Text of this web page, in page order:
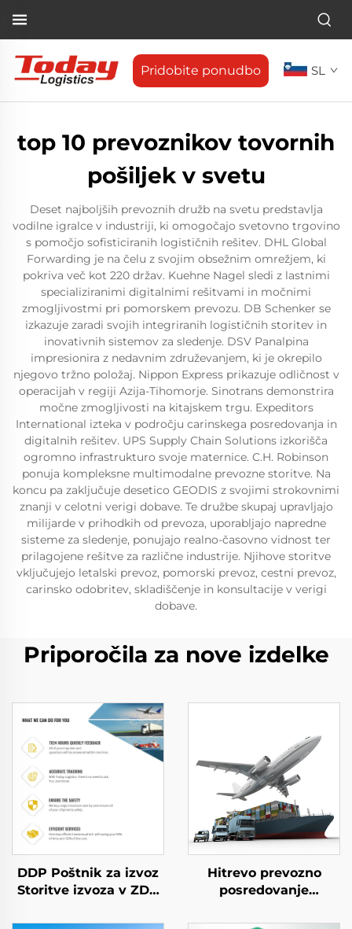
Pridobite ponudbo SL
top 10 prevoznikov tovornih
pošiljek v svetu
Deset najboljših prevoznih družb na svetu predstavlja
vodilne igralce v industriji, ki omogočajo svetovno trgovino
s pomočjo sofisticiranih logističnih rešitev. DHL Global
Forwarding je na čelu z svojim obsežnim omrežjem, ki
pokriva več kot 220 držav. Kuehne Nagel sledi z lastnimi
specializiranimi digitalnimi rešitvami in močnimi
zmogljivostmi pri pomorskem prevozu. DB Schenker se
izkazuje zaradi svojih integriranih logističnih storitev in
inovativnih sistemov za sledenje. DSV Panalpina
impresionira z nedavnim združevanjem, ki je okrepilo
njegovo tržno položaj. Nippon Express prikazuje odličnost v
operacijah v regiji Azija-Tihomorje. Sinotrans demonstrira
močne zmogljivosti na kitajskem trgu. Expeditors
International izteka v področju carinskega posredovanja in
digitalnih rešitev. UPS Supply Chain Solutions izkorišča
ogromno infrastrukturo svoje maternice. C.H. Robinson
ponuja kompleksne multimodalne prevozne storitve. Na
koncu pa zaključuje desetico GEODIS z svojimi strokovnimi
znanji v celotni verigi dobave. Te družbe skupaj upravljajo
milijarde v prihodkih od prevoza, uporabljajo napredne
sisteme za sledenje, ponujajo realno-časovno vidnost ter
prilagojene rešitve za različne industrije. Njihove storitve
vključujejo letalski prevoz, pomorski prevoz, cestni prevoz,
carinsko odobritev, skladiščenje in konsultacije v verigi
dobave.
Priporočila za nove izdelke
DDP Poštnik za izvoz
Storitve izvoza v ZDA
Združeno kraljestvo
Hitrevo prevozno
posredovanje
Prevoz iz doma v dom